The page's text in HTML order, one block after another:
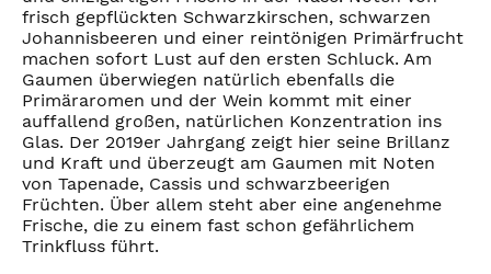
frisch gepflückten Schwarzkirschen, schwarzen
Johannisbeeren und einer reintönigen Primärfrucht
machen sofort Lust auf den ersten Schluck. Am
Gaumen überwiegen natürlich ebenfalls die
Primäraromen und der Wein kommt mit einer
auffallend großen, natürlichen Konzentration ins
Glas. Der 2019er Jahrgang zeigt hier seine Brillanz
und Kraft und überzeugt am Gaumen mit Noten
von Tapenade, Cassis und schwarzbeerigen
Früchten. Über allem steht aber eine angenehme
Frische, die zu einem fast schon gefährlichem
Trinkfluss führt.